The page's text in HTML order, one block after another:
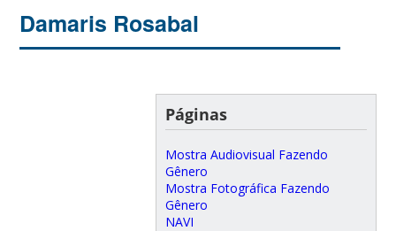
Damaris Rosabal
Páginas
Mostra Audiovisual Fazendo
Gênero
Mostra Fotográfica Fazendo
Gênero
NAVI